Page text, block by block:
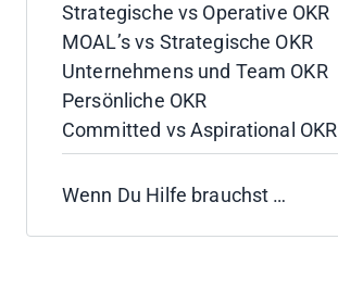
Strategische vs Operative OKR
MOAL’s vs Strategische OKR
Unternehmens und Team OKR
Persönliche OKR
Committed vs Aspirational OKR
Wenn Du Hilfe brauchst …